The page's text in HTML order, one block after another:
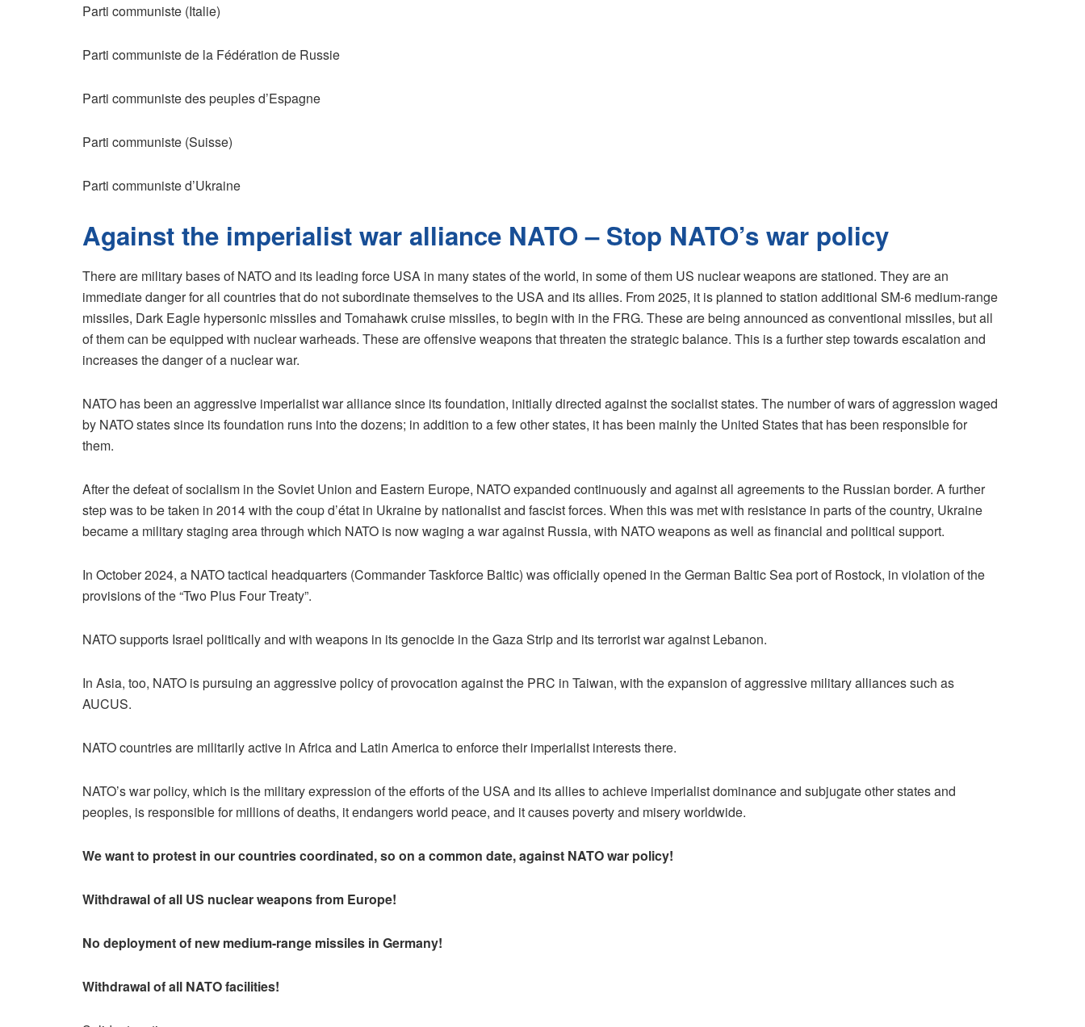
Parti communiste (Italie)
Parti communiste de la Fédération de Russie
Parti communiste des peuples d’Espagne
Parti communiste (Suisse)
Parti communiste d’Ukraine
Against the imperialist war alliance NATO – Stop NATO’s war policy
There are military bases of NATO and its leading force USA in many states of the world, in some of them US nuclear weapons are stationed. They are an
immediate danger for all countries that do not subordinate themselves to the USA and its allies. From 2025, it is planned to station additional SM-6 medium-range
missiles, Dark Eagle hypersonic missiles and Tomahawk cruise missiles, to begin with in the FRG. These are being announced as conventional missiles, but all
of them can be equipped with nuclear warheads. These are offensive weapons that threaten the strategic balance. This is a further step towards escalation and
increases the danger of a nuclear war.
NATO has been an aggressive imperialist war alliance since its foundation, initially directed against the socialist states. The number of wars of aggression waged
by NATO states since its foundation runs into the dozens; in addition to a few other states, it has been mainly the United States that has been responsible for
them.
After the defeat of socialism in the Soviet Union and Eastern Europe, NATO expanded continuously and against all agreements to the Russian border. A further
step was to be taken in 2014 with the coup d’état in Ukraine by nationalist and fascist forces. When this was met with resistance in parts of the country, Ukraine
became a military staging area through which NATO is now waging a war against Russia, with NATO weapons as well as financial and political support.
In October 2024, a NATO tactical headquarters (Commander Taskforce Baltic) was officially opened in the German Baltic Sea port of Rostock, in violation of the
provisions of the “Two Plus Four Treaty”.
NATO supports Israel politically and with weapons in its genocide in the Gaza Strip and its terrorist war against Lebanon.
In Asia, too, NATO is pursuing an aggressive policy of provocation against the PRC in Taiwan, with the expansion of aggressive military alliances such as
AUCUS.
NATO countries are militarily active in Africa and Latin America to enforce their imperialist interests there.
NATO’s war policy, which is the military expression of the efforts of the USA and its allies to achieve imperialist dominance and subjugate other states and
peoples, is responsible for millions of deaths, it endangers world peace, and it causes poverty and misery worldwide.
We want to protest in our countries coordinated, so on a common date, against NATO war policy!
Withdrawal of all US nuclear weapons from Europe!
No deployment of new medium-range missiles in Germany!
Withdrawal of all NATO facilities!